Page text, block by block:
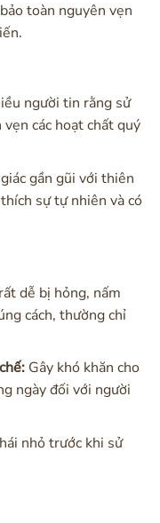
toàn nguyên vẹn
người tin rằng sử
các hoạt chất quý
gần gũi với thiên
sự tự nhiên và có
dễ bị hỏng, nấm
cách, thường chỉ
Gây khó khăn cho
ngày đối với người
nhỏ trước khi sử